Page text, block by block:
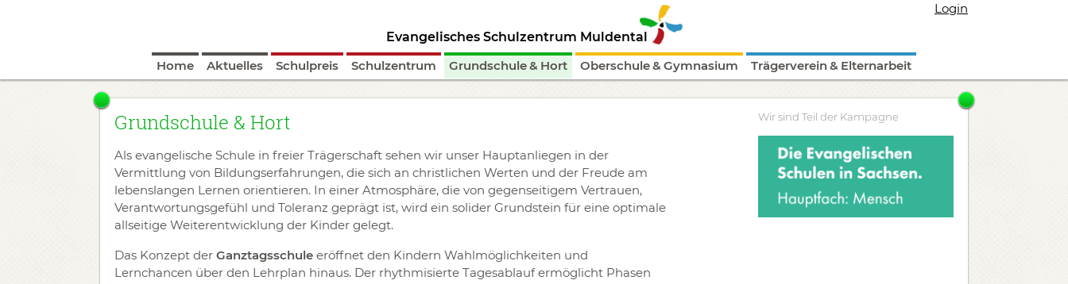
Evangelisches Schulzentrum Muldental
Login
Home Aktuelles Schulpreis Schulzentrum Grundschule & Hort Oberschule & Gymnasium Trägerverein & Elternarbeit
Grundschule & Hort
Als evangelische Schule in freier Trägerschaft sehen wir unser Hauptanliegen in der
Vermittlung von Bildungserfahrungen, die sich an christlichen Werten und der Freude am
lebenslangen Lernen orientieren. In einer Atmosphäre, die von gegenseitigem Vertrauen,
Verantwortungsgefühl und Toleranz geprägt ist, wird ein solider Grundstein für eine optimale
allseitige Weiterentwicklung der Kinder gelegt.
Das Konzept der Ganztagsschule eröffnet den Kindern Wahlmöglichkeiten und
Lernchancen über den Lehrplan hinaus. Der rhythmisierte Tagesablauf ermöglicht Phasen
Wir sind Teil der Kampagne